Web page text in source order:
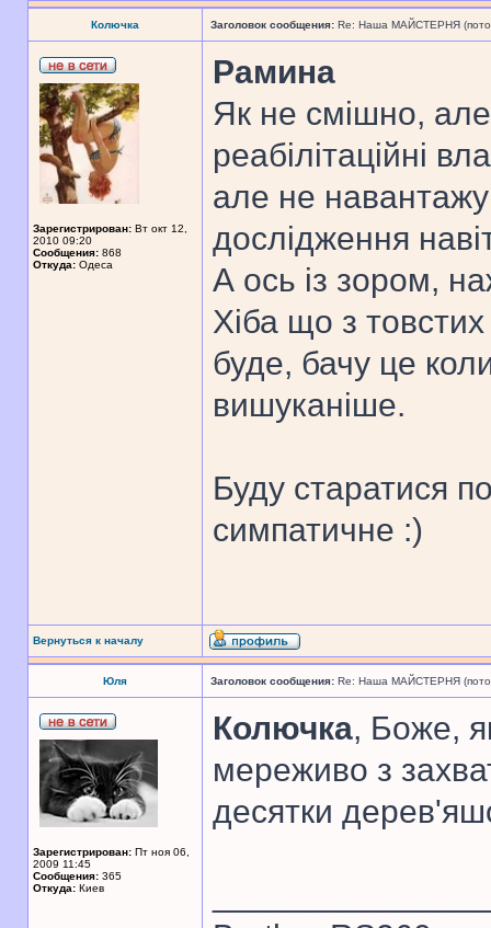
Колючка Заголовок сообщения: Re: Наша МАЙСТЕРНЯ
Зарегистрирован: Вт окт 12,
2010 09:20
Сообщения: 868
Откуда: Одеса
Рамина
Як не смішно,
реабілітаційні
але не
дослідження
А ось із зором,
Хіба що з
буде, бачу це
вишуканіше.
Буду старатися
симпатичне :)
Вернуться к началу
Юля Заголовок сообщения: Re: Наша МАЙСТЕРНЯ
Зарегистрирован: Пт ноя 06,
2009 11:45
Сообщения: 365
Откуда: Киев
Колючка, Боже,
мереживо з
десятки